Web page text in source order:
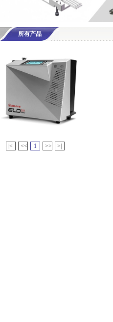
所有产品
|< << 1 >> >|